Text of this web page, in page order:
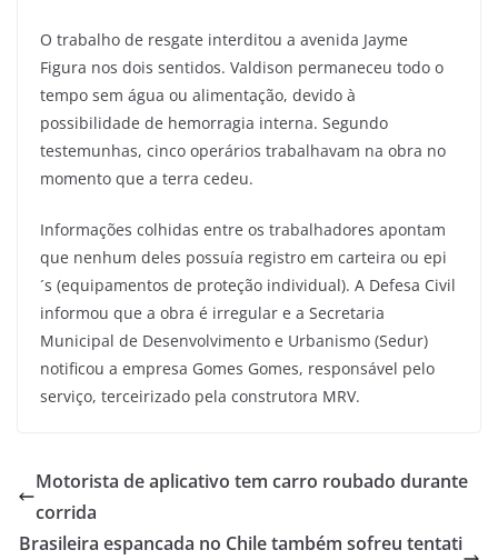
O trabalho de resgate interditou a avenida Jayme
Figura nos dois sentidos. Valdison permaneceu todo o
tempo sem água ou alimentação, devido à
possibilidade de hemorragia interna. Segundo
testemunhas, cinco operários trabalhavam na obra no
momento que a terra cedeu.
Informações colhidas entre os trabalhadores apontam
que nenhum deles possuía registro em carteira ou epi
´s (equipamentos de proteção individual). A Defesa Civil
informou que a obra é irregular e a Secretaria
Municipal de Desenvolvimento e Urbanismo (Sedur)
notificou a empresa Gomes Gomes, responsável pelo
serviço, terceirizado pela construtora MRV.
Motorista de aplicativo tem carro roubado durante
corrida
Brasileira espancada no Chile também sofreu tentati